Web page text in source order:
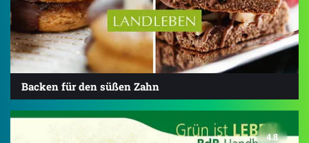
Backen für den süßen Zahn
4.8